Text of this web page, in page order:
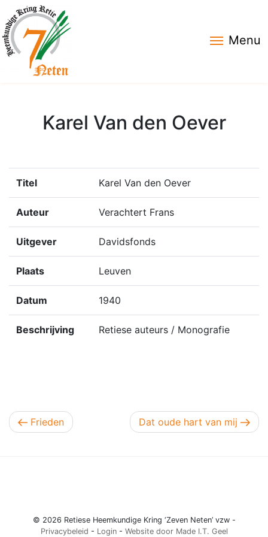
Menu
Karel Van den Oever
Titel Karel Van den Oever
Auteur Verachtert Frans
Uitgever Davidsfonds
Plaats Leuven
Datum 1940
Beschrijving Retiese auteurs / Monografie
Berichtnavigatie
Vorig bericht
Frieden Volgend bericht
Dat oude hart van mij
© 2026 Retiese Heemkundige Kring ‘Zeven Neten’ vzw -
Privacybeleid - Login- Website door Made I.T. Geel